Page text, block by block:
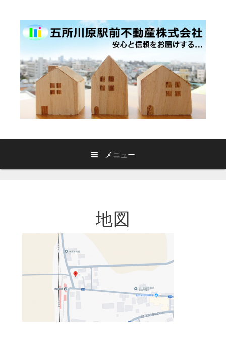
メニュー
地図